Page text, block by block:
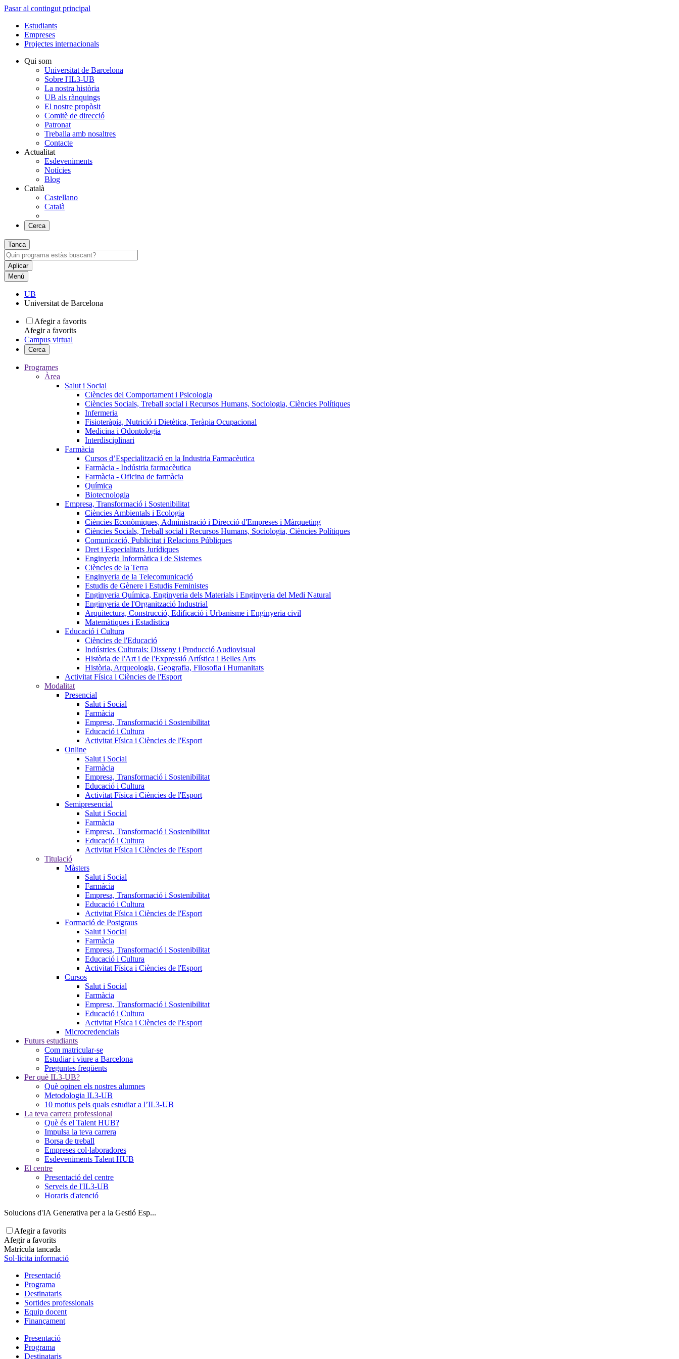
Pasar al contingut principal
Estudiants
Empreses
Projectes internacionals
Qui som
Universitat de Barcelona
Sobre l'IL3-UB
La nostra història
UB als rànquings
El nostre propòsit
Comitè de direcció
Patronat
Treballa amb nosaltres
Contacte
Actualitat
Esdeveniments
Notícies
Blog
Català
Castellano
Català
Cerca
Tanca
Menú
UB
Universitat de Barcelona
Afegir a favorits
Afegir a favorits
Campus virtual
Cerca
Programes
Àrea
Salut i Social
Ciències del Comportament i Psicologia
Ciències Socials, Treball social i Recursos Humans, Sociologia, Ciències Polítiques
Infermeria
Fisioteràpia, Nutrició i Dietètica, Teràpia Ocupacional
Medicina i Odontologia
Interdisciplinari
Farmàcia
Cursos d’Especialització en la Industria Farmacèutica
Farmàcia - Indústria farmacèutica
Farmàcia - Oficina de farmàcia
Química
Biotecnologia
Empresa, Transformació i Sostenibilitat
Ciències Ambientals i Ecologia
Ciències Econòmiques, Administració i Direcció d'Empreses i Màrqueting
Ciències Socials, Treball social i Recursos Humans, Sociologia, Ciències Polítiques
Comunicació, Publicitat i Relacions Públiques
Dret i Especialitats Jurídiques
Enginyeria Informàtica i de Sistemes
Ciències de la Terra
Enginyeria de la Telecomunicació
Estudis de Gènere i Estudis Feministes
Enginyeria Química, Enginyeria dels Materials i Enginyeria del Medi Natural
Enginyeria de l'Organització Industrial
Arquitectura, Construcció, Edificació i Urbanisme i Enginyeria civil
Matemàtiques i Estadística
Educació i Cultura
Ciències de l'Educació
Indústries Culturals: Disseny i Producció Audiovisual
Història de l'Art i de l'Expressió Artística i Belles Arts
Història, Arqueologia, Geografia, Filosofia i Humanitats
Activitat Física i Ciències de l'Esport
Modalitat
Presencial
Salut i Social
Farmàcia
Empresa, Transformació i Sostenibilitat
Educació i Cultura
Activitat Física i Ciències de l'Esport
Online
Salut i Social
Farmàcia
Empresa, Transformació i Sostenibilitat
Educació i Cultura
Activitat Física i Ciències de l'Esport
Semipresencial
Salut i Social
Farmàcia
Empresa, Transformació i Sostenibilitat
Educació i Cultura
Activitat Física i Ciències de l'Esport
Titulació
Màsters
Salut i Social
Farmàcia
Empresa, Transformació i Sostenibilitat
Educació i Cultura
Activitat Física i Ciències de l'Esport
Formació de Postgraus
Salut i Social
Farmàcia
Empresa, Transformació i Sostenibilitat
Educació i Cultura
Activitat Física i Ciències de l'Esport
Cursos
Salut i Social
Farmàcia
Empresa, Transformació i Sostenibilitat
Educació i Cultura
Activitat Física i Ciències de l'Esport
Microcredencials
Futurs estudiants
Com matricular-se
Estudiar i viure a Barcelona
Preguntes freqüents
Per què IL3-UB?
Què opinen els nostres alumnes
Metodologia IL3-UB
10 motius pels quals estudiar a l’IL3-UB
La teva carrera professional
Què és el Talent HUB?
Impulsa la teva carrera
Borsa de treball
Empreses col·laboradores
Esdeveniments Talent HUB
El centre
Presentació del centre
Serveis de l'IL3-UB
Horaris d'atenció
Solucions d'IA Generativa per a la Gestió Esp...
Afegir a favorits
Afegir a favorits
Matrícula tancada
Sol·licita informació
Presentació
Programa
Destinataris
Sortides professionals
Equip docent
Finançament
Presentació
Programa
Destinataris